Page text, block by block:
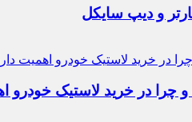
و دیپ سایکل
در خرید لاستیک خودرو